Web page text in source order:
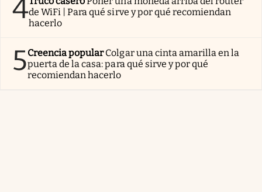
4de WiFi | Para qué sirve y por qué recomiendan
hacerlo
5Creencia popularColgar una cinta amarilla en la
puerta de la casa: para qué sirve y por qué
recomiendan hacerlo